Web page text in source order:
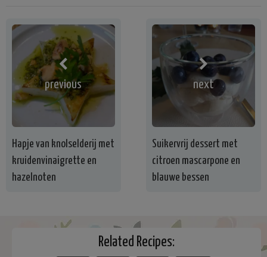
previous
Hapje van knolselderij met
kruidenvinaigrette en
hazelnoten
next
Suikervrij dessert met
citroen mascarpone en
blauwe bessen
Related Recipes: